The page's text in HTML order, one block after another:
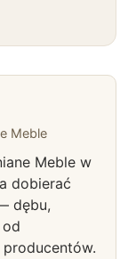
Meble
Meble w
dobierać
dębu,